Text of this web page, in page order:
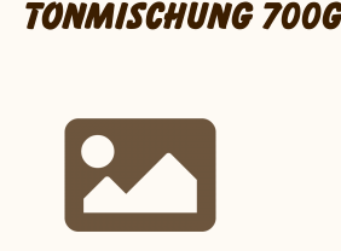
TONMISCHUNG 700G